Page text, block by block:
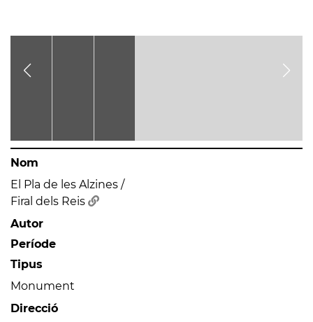
Nom
El Pla de les Alzines /
Firal dels Reis
Autor
Període
Tipus
Monument
Direcció